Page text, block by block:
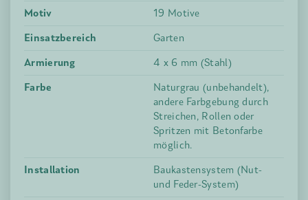
Motiv
19 Motive
Einsatzbereich
Garten
Armierung
4 x 6 mm (Stahl)
Farbe
Naturgrau (unbehandelt),
andere Farbgebung durch
Streichen, Rollen oder
Spritzen mit Betonfarbe
möglich.
Installation
Baukastensystem (Nut-
und Feder-System)